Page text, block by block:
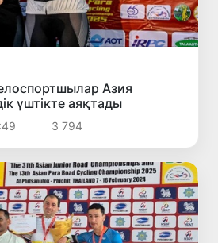
Азия
үштікте аяқтады
3 794